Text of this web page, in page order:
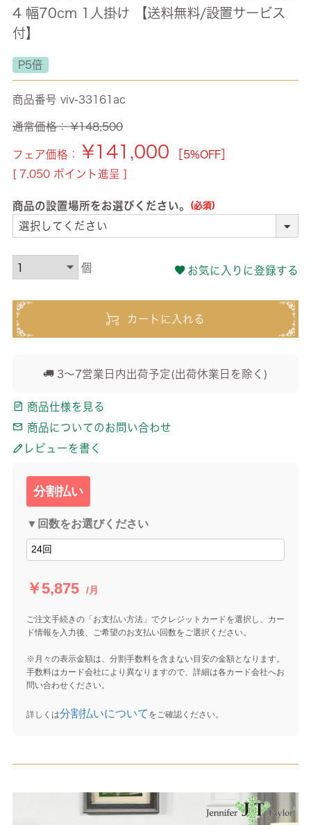
4 幅70cm 1人掛け 【送料無料/設置サービス
付】
P5倍
商品番号 viv-33161ac
通常価格： ¥148,500
フェア価格： ¥141,000
［5%OFF］
[ 7,050 ポイント進呈 ]
商品の設置場所をお選びください。
お気に入りに登録する
カートに入れる
3～7営業日内出荷予定(出荷休業日を除く)
商品仕様を見る
商品についてのお問い合わせ
レビューを書く
分割払い
▼回数をお選びください
￥5,875 /月
ご注文手続きの「お支払い方法」でクレジットカードを選択し、カー
ド情報を入力後、ご希望のお支払い回数をご選択ください。
※月々の表示金額は、分割手数料を含まない目安の金額となります。
手数料はカード会社により異なりますので、詳細は各カード会社へお
問い合わせください。
詳しくは分割払いについて をご確認ください。